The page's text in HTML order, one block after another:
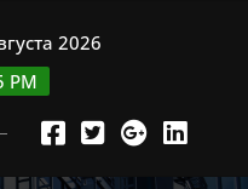
2026
PM